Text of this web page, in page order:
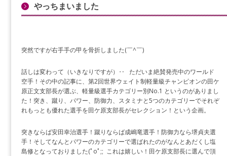
やっちまいました
突然ですが右手手の甲を骨折しました(￣^￣)ゞ
話しは変わって（いきなりですが）‥ ただいま絶賛発売中のワールド
空手！その中の記事に、第2回世界ウェイト制軽量級チャンピオンの田ケ
原正文支部長が選ぶ、軽量級選手カテゴリー別No.1 というのがありまし
た！突き、蹴り、パワー、防御力、スタミナと5つのカテゴリーでそれぞ
れもっとも優れた選手を田ケ原支部長がセレクション！という企画。
突きならば安田幸治選手！蹴りならば成嶋竜選手！防御力なら堺貞夫選
手！そしてなんとパワーのカテゴリーで選ばれたのがなんとあだくし塩
島修となっておりました(ﾟoﾟ;; これは嬉しい！田ケ原支部長に選んで頂